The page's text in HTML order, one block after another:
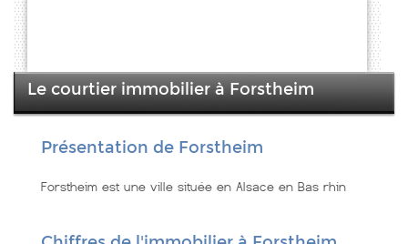
Le courtier immobilier à Forstheim
Présentation de Forstheim
Forstheim est une ville située en Alsace en Bas rhin